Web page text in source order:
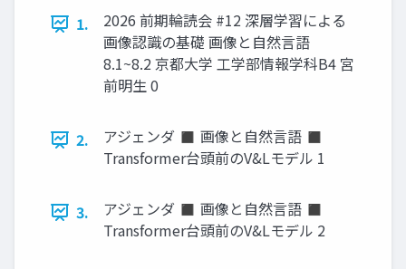
1.
2026 前期輪読会 #12 深層学習による
画像認識の基礎 画像と自然言語
8.1~8.2 京都大学 工学部情報学科B4 宮
前明生 0
2.
アジェンダ ◼ 画像と自然言語 ◼
Transformer台頭前のV&Lモデル 1
3.
アジェンダ ◼ 画像と自然言語 ◼
Transformer台頭前のV&Lモデル 2